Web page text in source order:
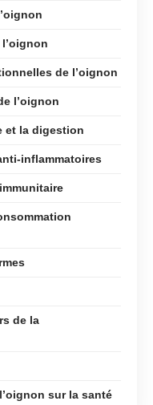
de l’oignon
l’oignon
et la digestion
inflammatoires
de la
sur la santé